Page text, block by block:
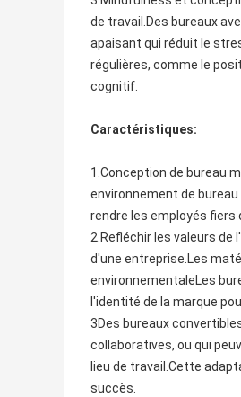
de travail.Des bureaux
apaisant qui réduit le
régulières, comme le
cognitif.
Caractéristiques:
1.Conception de bureau
environnement de
rendre les employés fiers
2.Refléchir les valeurs
d'une entreprise.Les
environnementaleLes
l'identité de la marque
3Des bureaux
collaboratives, ou qui
lieu de travail.Cette
succès.